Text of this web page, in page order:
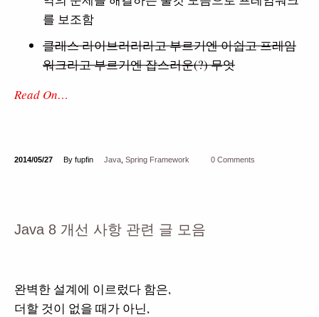
를 보조함
클래스 라이브러리라고 부르기엔 아쉽고 프레임
워크라고 부르기엔 잡스러운(?) 무엇
Read On…
2014/05/27 By fupfin Java Spring Framework 0 Comments
Java 8 개선 사항 관련 글 모음
완벽한 설계에 이르렀다 함은,
더할 것이 없을 때가 아닌,